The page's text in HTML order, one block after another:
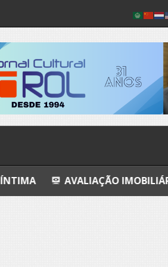
AVALIAÇÃO IMOBILIÁRIA DO